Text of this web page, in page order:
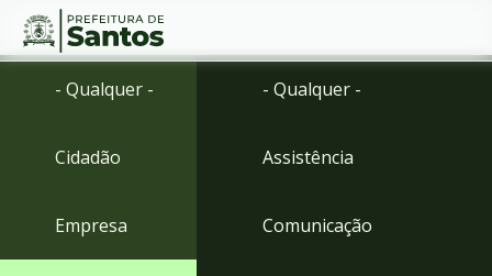
Ir
menu
Conteúdo
- Qualquer -
Cidadão
Empresa
- Qualquer -
Assistência
Comunicação